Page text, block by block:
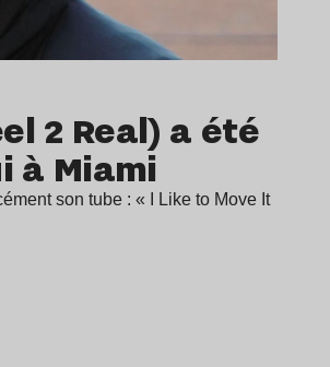
2 Real) a été
à Miami
son tube : « I Like to Move It